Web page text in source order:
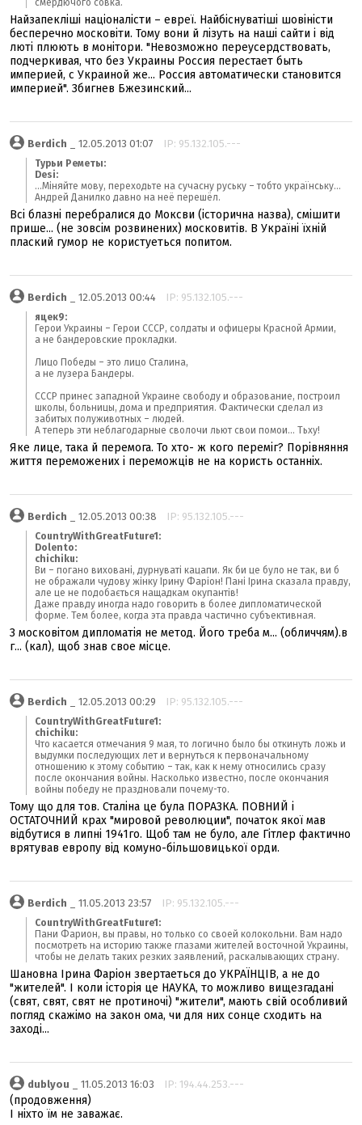
смердючого совка.
Найзапекліші націоналісти – евреї. Найбіснуватіші шовіністи
бесперечно московіти. Тому вони й лізуть на наші сайти і від
люті плюють в монітори. "Невозможно переусердствовать,
подчеркивая, что без Украины Россия перестает быть
империей, с Украиной же... Россия автоматически становится
империей". Збигнев Бжезинский...
Berdich _ 12.05.2013 01:07 IP: 95.132.105.---
Турьи Реметы:
Desi:
...Міняйте мову, переходьте на сучасну руську – тобто українську...
Андрей Данилко давно на неё перешёл.
Всі блазні перебралися до Моксви (історична назва), смішити
прише... (не зовсім розвинених) московитів. В Україні їхній
плаский гумор не користуеться попитом.
Berdich _ 12.05.2013 00:44 IP: 95.132.105.---
яцек9:
Герои Украины – Герои СССР, солдаты и офицеры Красной Армии,
а не бандеровские прокладки.
Лицо Победы – это лицо Сталина,
а не лузера Бандеры.
СССР принес западной Украине свободу и образование, построил
школы, больницы, дома и предприятия. Фактически сделал из
забитых полуживотных – людей.
А теперь эти неблагодарные сволочи льют свои помои... Тьху!
Яке лице, така й перемога. То хто- ж кого переміг? Порівняння
життя переможених і переможців не на користь останніх.
Berdich _ 12.05.2013 00:38 IP: 95.132.105.---
CountryWithGreatFuture1:
Dolento:
chichiku:
Ви – погано виховані, дурнуваті кацапи. Як би це було не так, ви б
не ображали чудову жінку Ірину Фаріон! Пані Ірина сказала правду,
але це не подобається нащадкам окупантів!
Даже правду иногда надо говорить в более дипломатической
форме. Тем более, когда эта правда частично субъективная.
З московітом дипломатія не метод. Його треба м... (обличчям).в
г... (кал), щоб знав свое місце.
Berdich _ 12.05.2013 00:29 IP: 95.132.105.---
CountryWithGreatFuture1:
chichiku:
Что касается отмечания 9 мая, то логично было бы откинуть ложь и
выдумки последующих лет и вернуться к первоначальному
отношению к этому событию – так, как к нему относились сразу
после окончания войны. Насколько известно, после окончания
войны победу не праздновали почему-то.
Тому що для тов. Сталіна це була ПОРАЗКА. ПОВНИЙ і
ОСТАТОЧНИЙ крах "мировой революции", початок якої мав
відбутися в липні 1941го. Щоб там не було, але Гітлер фактично
врятував европу від комуно-більшовицької орди.
Berdich _ 11.05.2013 23:57 IP: 95.132.105.---
CountryWithGreatFuture1:
Пани Фарион, вы правы, но только со своей колокольни. Вам надо
посмотреть на историю также глазами жителей восточной Украины,
чтобы не делать таких резких заявлений, раскалывающих страну.
Шановна Ірина Фаріон звертаеться до УКРАЇНЦІВ, а не до
"жителей". І коли історія це НАУКА, то можливо вищезгадані
(свят, свят, свят не протиночі) "жители", мають свій особливий
погляд скажімо на закон ома, чи для них сонце сходить на
заході...
dublyou _ 11.05.2013 16:03 IP: 194.44.253.---
(продовження)
І ніхто їм не заважає.